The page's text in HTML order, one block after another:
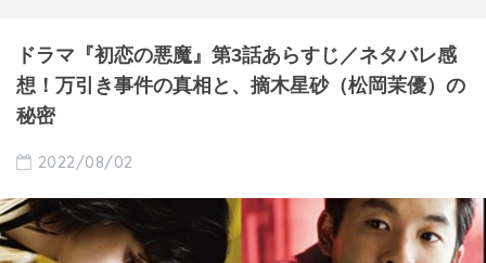
ドラマ『初恋の悪魔』第3話あらすじ／ネタバレ感
想！万引き事件の真相と、摘木星砂（松岡茉優）の
秘密
2022/08/02